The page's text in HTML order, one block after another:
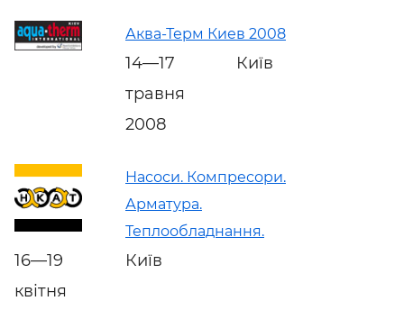
Аква-Терм Киев 2008
14—17
травня
2008
Київ
Насоси. Компресори.
Арматура.
Теплообладнання.
16—19
квітня
Київ